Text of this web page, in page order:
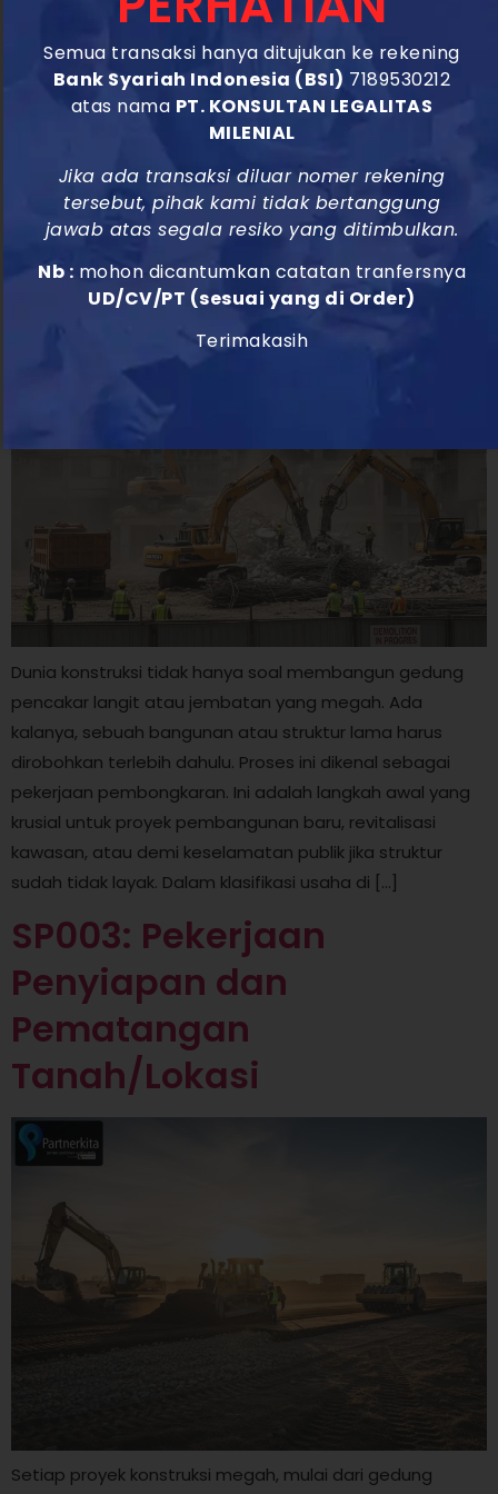
terlihat di bawahnya. Rahasia itu adalah pemahaman
mendalam tentang tanah yang menopangnya. Di sinilah
peran krusial dari pekerjaan penyelidikan lapangan, yang
dalam industri konstruksi Indonesia dikenal dengan kode
klasifikasi SP001. Pekerjaan ini seringkali dianggap sebagai
pendahuluan semata. Namun, pada kenyataannya, […]
SP002: Pekerjaan
Pembongkaran
Dunia konstruksi tidak hanya soal membangun gedung
pencakar langit atau jembatan yang megah. Ada
kalanya, sebuah bangunan atau struktur lama harus
dirobohkan terlebih dahulu. Proses ini dikenal sebagai
pekerjaan pembongkaran. Ini adalah langkah awal yang
krusial untuk proyek pembangunan baru, revitalisasi
kawasan, atau demi keselamatan publik jika struktur
sudah tidak layak. Dalam klasifikasi usaha di […]
SP003: Pekerjaan
Penyiapan dan
Pematangan
Tanah/Lokasi
Setiap proyek konstruksi megah, mulai dari gedung
Semua transaksi hanya ditujukan ke rekening
Bank Syariah Indonesia (BSI) 7189530212
atas nama PT. KONSULTAN LEGALITAS
MILENIAL
Jika ada transaksi diluar nomer rekening
tersebut, pihak kami tidak bertanggung
jawab atas segala resiko yang ditimbulkan.
Nb : mohon dicantumkan catatan tranfersnya
UD/CV/PT (sesuai yang di Order)
Terimakasih